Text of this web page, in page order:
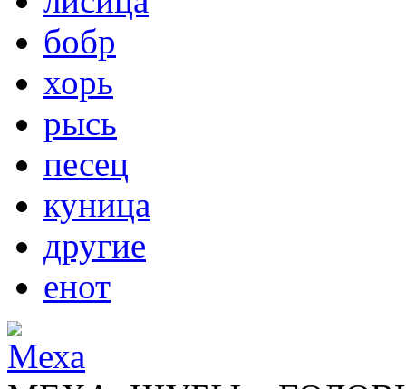
бобр
хорь
рысь
песец
куница
другие
енот